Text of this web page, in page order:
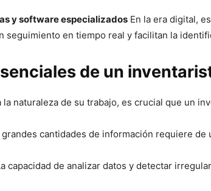
y software especializados En la era digital,
seguimiento en tiempo real y facilitan la
de un
la naturaleza de su trabajo, es crucial que un
grandes cantidades de información requiere de
capacidad de analizar datos y detectar